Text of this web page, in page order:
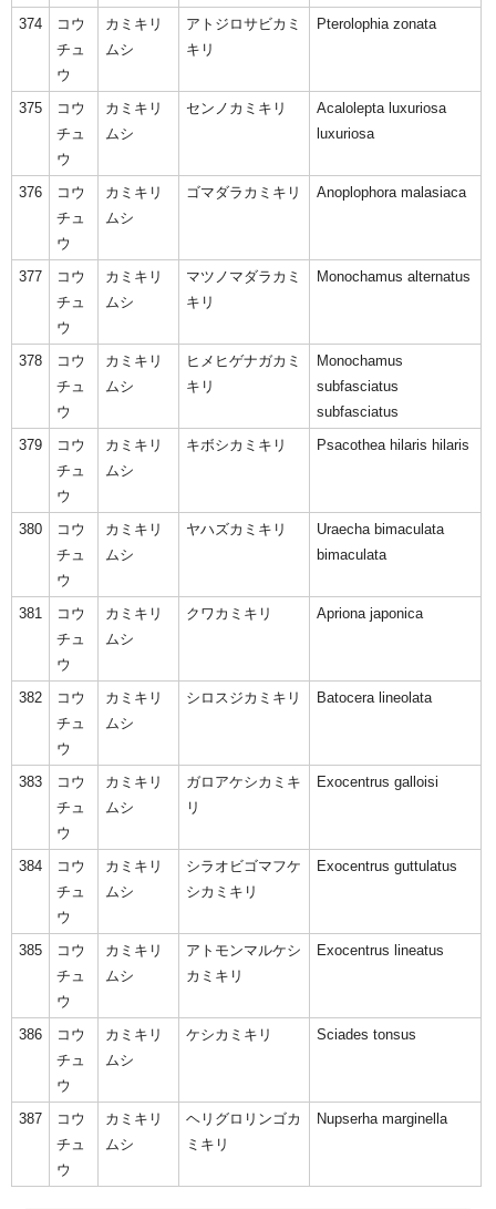
374
コウ
チュ
ウ
カミキリ
ムシ
アトジロサビカミ
キリ
Pterolophia zonata
375
コウ
チュ
ウ
カミキリ
ムシ
センノカミキリ
Acalolepta luxuriosa
luxuriosa
376
コウ
チュ
ウ
カミキリ
ムシ
ゴマダラカミキリ Anoplophora malasiaca
377
コウ
チュ
ウ
カミキリ
ムシ
マツノマダラカミ
キリ
Monochamus alternatus
378
コウ
チュ
ウ
カミキリ
ムシ
ヒメヒゲナガカミ
キリ
Monochamus
subfasciatus
subfasciatus
379
コウ
チュ
ウ
カミキリ
ムシ
キボシカミキリ Psacothea hilaris hilaris
380
コウ
チュ
ウ
カミキリ
ムシ
ヤハズカミキリ
Uraecha bimaculata
bimaculata
381
コウ
チュ
ウ
カミキリ
ムシ
クワカミキリ Apriona japonica
382
コウ
チュ
ウ
カミキリ
ムシ
シロスジカミキリ Batocera lineolata
383
コウ
チュ
ウ
カミキリ
ムシ
ガロアケシカミキ
リ
Exocentrus galloisi
384
コウ
チュ
ウ
カミキリ
ムシ
シラオビゴマフケ
シカミキリ
Exocentrus guttulatus
385
コウ
チュ
ウ
カミキリ
ムシ
アトモンマルケシ
カミキリ
Exocentrus lineatus
386
コウ
チュ
ウ
カミキリ
ムシ
ケシカミキリ Sciades tonsus
387
コウ
チュ
ウ
カミキリ
ムシ
ヘリグロリンゴカ
ミキリ
Nupserha marginella